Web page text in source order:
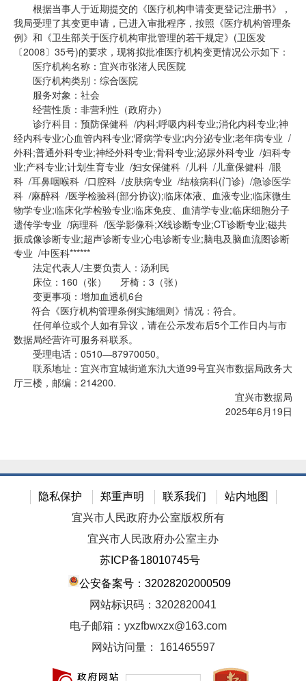
根据当事人于近期提交的《医疗机构申请变更登记注册书》，
我局受理了其变更申请，已进入审批程序，按照《医疗机构管理条
例》和《卫生部关于医疗机构审批管理的若干规定》(卫医发
〔2008〕35号)的要求，现将拟批准医疗机构变更情况公示如下：
医疗机构名称：宜兴市张渚人民医院
医疗机构类别：综合医院
服务对象：社会
经营性质：非营利性（政府办）
诊疗科目：预防保健科 /内科;呼吸内科专业;消化内科专业;神
经内科专业;心血管内科专业;肾病学专业;内分泌专业;老年病专业 /
外科;普通外科专业;神经外科专业;骨科专业;泌尿外科专业 /妇科专
业;产科专业;计划生育专业 /妇女保健科 /儿科 /儿童保健科 /眼
科 /耳鼻咽喉科 /口腔科 /皮肤病专业 /结核病科(门诊) /急诊医学
科 /麻醉科 /医学检验科(部分协议);临床体液、血液专业;临床微生
物学专业;临床化学检验专业;临床免疫、血清学专业;临床细胞分子
遗传学专业 /病理科 /医学影像科;X线诊断专业;CT诊断专业;磁共
振成像诊断专业;超声诊断专业;心电诊断专业;脑电及脑血流图诊断
专业 /中医科******
法定代表人/主要负责人：汤利民
床位：160（张） 牙椅：3（张）
变更事项：增加血透机6台
符合《医疗机构管理条例实施细则》情况：符合。
任何单位或个人如有异议，请在公示发布后5个工作日内与市
数据局经营许可服务科联系。
受理电话：0510—87970050。
联系地址：宜兴市宜城街道东氿大道99号宜兴市数据局政务大
厅三楼，邮编：214200.
宜兴市数据局
2025年6月19日
隐私保护 郑重声明 联系我们
站内地图
宜兴市人民政府办公室版权所有
宜兴市人民政府办公室主办
苏ICP备18010745号
公安备案号：32028202000509
网站标识码：3202820041
电子邮箱：yxzfbwxzx@163.com
网站访问量：
161465597